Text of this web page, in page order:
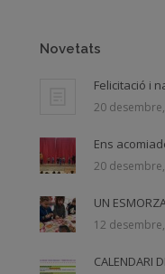
Novetats
Felicitació i
20
Ens
20
UN
12
CALENDARI